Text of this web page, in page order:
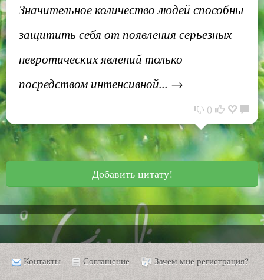
Значительное количество людей способны
защитить себя от появления серьезных
невротических явлений только
посредством интенсивной... →
0
Добавить цитату!
Контакты Соглашение Зачем мне регистрация?